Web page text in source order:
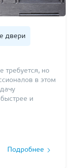
двери
требуется, но
в этом
и
Подробнее